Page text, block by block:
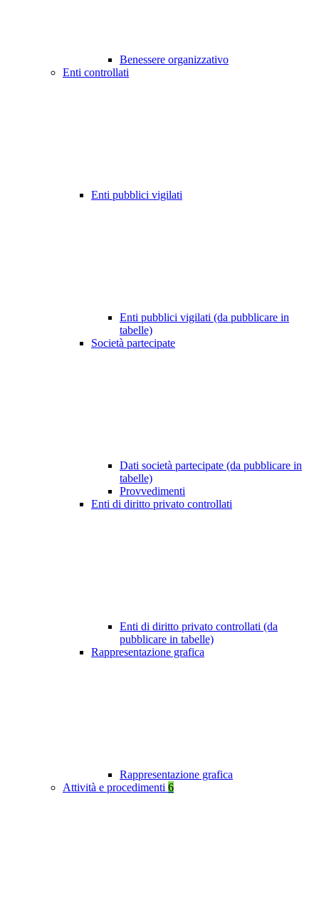
Benessere organizzativo
Enti controllati
Enti pubblici vigilati
Enti pubblici vigilati (da pubblicare in
tabelle)
Società partecipate
Dati società partecipate (da pubblicare in
tabelle)
Provvedimenti
Enti di diritto privato controllati
Enti di diritto privato controllati (da
pubblicare in tabelle)
Rappresentazione grafica
Rappresentazione grafica
Attività e procedimenti 6